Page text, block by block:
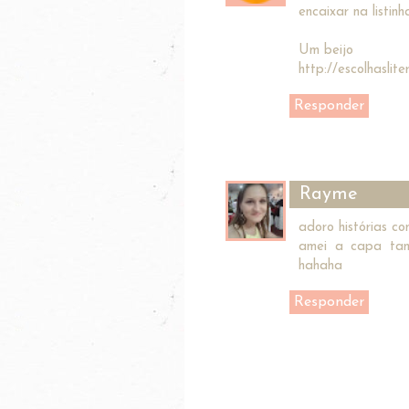
encaixar na
Um beijo
http://
Responder
Rayme
adoro histórias
amei a capa
hahaha
Responder